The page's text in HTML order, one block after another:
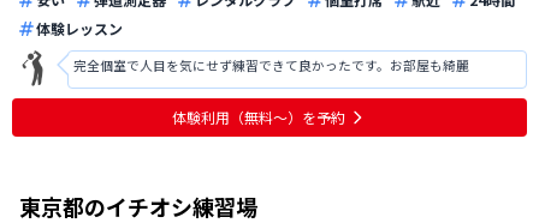
体験レッスン
完全個室で人目を気にせず練習できて良かったです。お部屋も綺麗
体験利用（無料〜）を予約
東京都のイチオシ練習場